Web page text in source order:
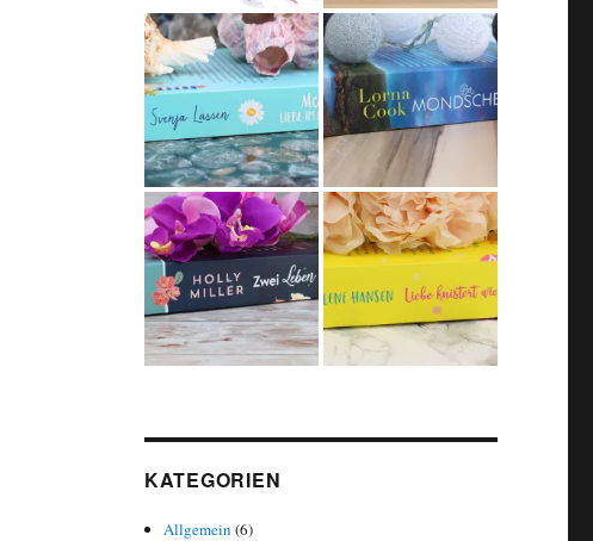
KATEGORIEN
Allgemein (6)